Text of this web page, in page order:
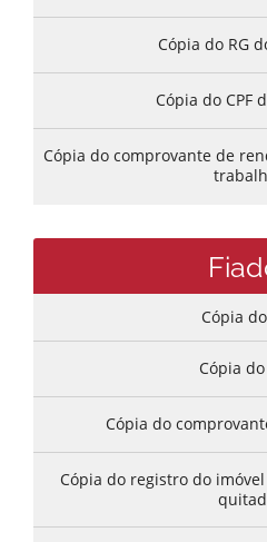
Cópia do RG
Cópia do CPF
Cópia do comprovante de
Cópia
Cópia do
Cópia do
Cópia do registro do